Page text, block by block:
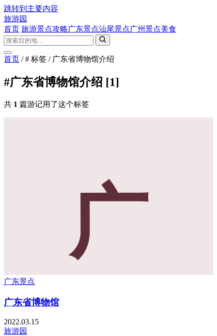
跳转到主要内容
旅游园
首页 旅游景点攻略广东景点汕尾景点广州景点美食
首页 / # 标签 / 广东省博物馆介绍
#广东省博物馆介绍 [1]
共 1 篇游记用了这个标签
广
广东景点
广东省博物馆
2022.03.15
旅游园